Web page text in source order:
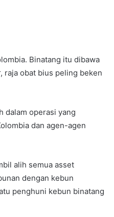
Binatang itu dibawa
raja obat bius peling beken
dalam operasi yang
dan agen-agen
alih semua asset
dengan kebun
penghuni kebun binatang